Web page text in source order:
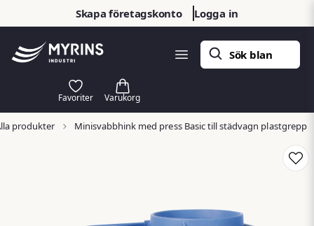
Skapa företagskonto Logga in
produkter Minisvabbhink med press Basic till städvagn plastgrepp